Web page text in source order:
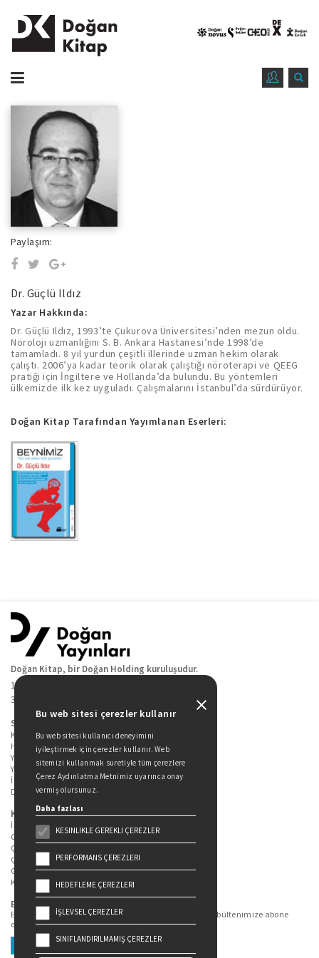
Paylaşım:
Dr. Güçlü Ildız
Yazar Hakkında:
Dr. Güçlü Ildız, 1993’te Çukurova Üniversitesi’nden mezun oldu.
Nöroloji uzmanlığını S. B. Ankara Hastanesi’nde 1998’de
tamamladı. 8 yıl yurdun çeşitli illerinde uzman hekim olarak
çalıştı. 2006’ya kadar teorik olarak çalıştığı nöroterapi ve QEEG
pratiği için İngiltere ve Hollanda’da bulundu. Bu yöntemleri
ülkemizde ilk kez uyguladı. Çalışmalarını İstanbul’da sürdürüyor.
Doğan Kitap Tarafından Yayımlanan Eserleri:
Doğan Kitap, bir Doğan Holding kuruluşudur.
19 Mayıs Cad. Golden Plaza No:1 Kat:10
34360 / Şişli / İstanbul
Sitede Yer Alan Sayfalar
Kitaplarımız
Hakkımızda
Yazarlarımız
Yazar Adayları İçin
İletişim
Duygu Asena Roman Ödülü
Kişisel Verilerin Korunması
İlgili Kişi Başvuru Formu
Genel Aydınlatma Metni
Çekiliş Aydınlatma Metni
Çerez Aydınlatma Metni
Gizlilik Politikası
Kullanım Şartları
Bizi Takip Edin...
En güncel kitap ve etkinliklerden haberdar olmak için bültenimize abone
olun.
Üye Ol
Bu web sitesi çerezler kullanır
Bu web sitesi kullanıcı deneyimini
iyileştirmek için çerezler kullanır. Web
sitemizi kullanmak suretiyle tüm çerezlere
Çerez Aydınlatma Metnimiz uyarınca onay
vermiş olursunuz.
Daha fazlası
KESINLIKLE GEREKLI ÇEREZLER
PERFORMANS ÇEREZLERI
HEDEFLEME ÇEREZLERI
İŞLEVSEL ÇEREZLER
SINIFLANDIRILMAMIŞ ÇEREZLER